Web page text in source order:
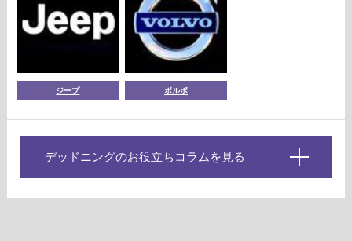
ジープ ボルボ
デッドニングのお役立ちコラムを見る